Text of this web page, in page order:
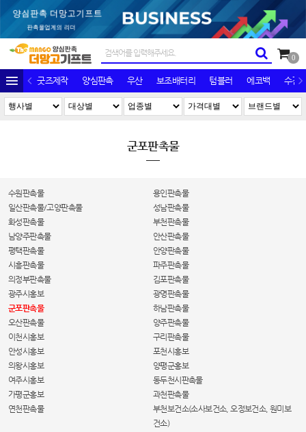
0
굿즈제작 양심판촉 우산 보조배터리 텀블러 에코백 수건/
군포판촉물
수원판촉물
용인판촉물
일산판촉물/고양판촉물
성남판촉물
화성판촉물
부천판촉물
남양주판촉물
안산판촉물
평택판촉물
안양판촉물
시흥판촉물
파주판촉물
의정부판촉물
김포판촉물
광주시홍보
광명판촉물
군포판촉물
하남판촉물
오산판촉물
양주판촉물
이천시홍보
구리판촉물
안성시홍보
포천시홍보
의왕시홍보
양평군홍보
여주시홍보
동두천시판촉물
가평군홍보
과천판촉물
연천판촉물
부천보건소(소사보건소, 오정보건소, 원미보
건소)